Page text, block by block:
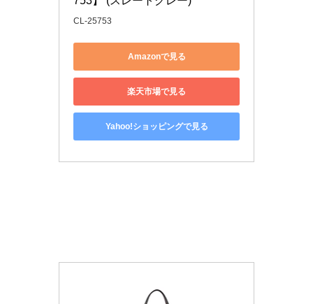
CL-25753
Amazonで見る
楽天市場で見る
Yahoo!ショッピングで見る